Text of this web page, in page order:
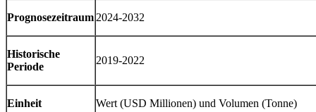
Prognosezeitraum 2024-2032
Historische
Periode
2019-2022
Einheit Wert (USD Millionen) und Volumen (Tonne)